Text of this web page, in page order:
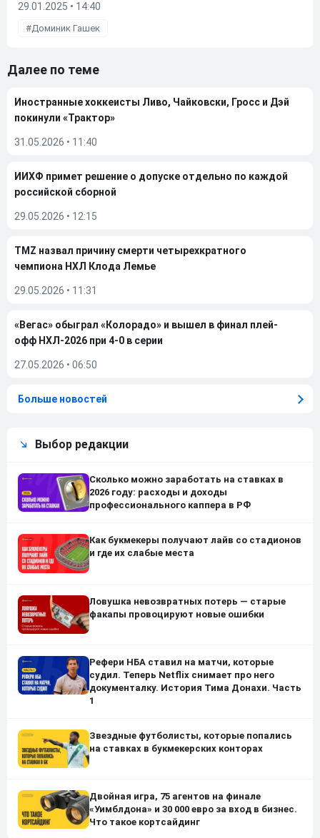
29.01.2025 • 14:40
Доминик Гашек
Далее по теме
Иностранные хоккеисты Ливо, Чайковски, Гросс и Дэй
покинули «Трактор»
31.05.2026 • 11:40
ИИХФ примет решение о допуске отдельно по каждой
российской сборной
29.05.2026 • 12:15
TMZ назвал причину смерти четырехкратного
чемпиона НХЛ Клода Лемье
29.05.2026 • 11:31
«Вегас» обыграл «Колорадо» и вышел в финал плей-
офф НХЛ-2026 при 4-0 в серии
27.05.2026 • 06:50
Больше новостей
Выбор редакции
Сколько можно заработать на ставках в
2026 году: расходы и доходы
профессионального каппера в РФ
Как букмекеры получают лайв со стадионов
и где их слабые места
Ловушка невозвратных потерь — старые
факапы провоцируют новые ошибки
Рефери НБА ставил на матчи, которые
судил. Теперь Netflix снимает про него
документалку. История Тима Донахи. Часть
1
Звездные футболисты, которые попались
на ставках в букмекерских конторах
Двойная игра, 75 агентов на финале
«Уимблдона» и 30 000 евро за вход в бизнес.
Что такое кортсайдинг